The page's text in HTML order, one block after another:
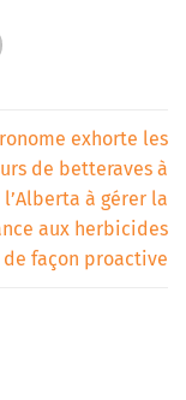
exhorte les
de betteraves à
à gérer la
aux herbicides
de façon proactive